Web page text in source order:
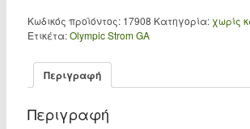
Κωδικός προϊόντος: 17908 Κατηγορία: χωρίς
Ετικέτα:Olympic Strom GA
Περιγραφή
Περιγραφή